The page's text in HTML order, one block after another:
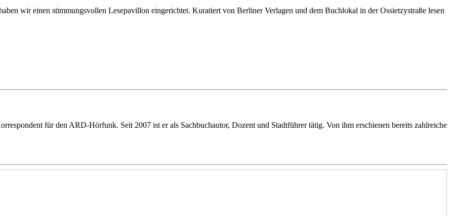
wir einen stimmungsvollen Lesepavillon eingerichtet. Kuratiert von Berliner Verlagen und dem Buchlokal in der Ossietzystraße lesen
für den ARD­-Hörfunk. Seit 2007 ist er als Sachbuchautor, Dozent und Stadtführer tätig. Von ihm erschienen bereits zahlreiche